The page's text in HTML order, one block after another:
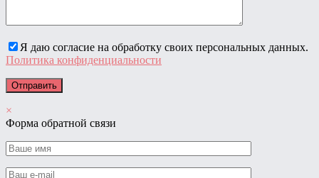
Я даю согласие на обработку своих персональных данных.
Политика конфиденциальности
×
Форма обратной связи